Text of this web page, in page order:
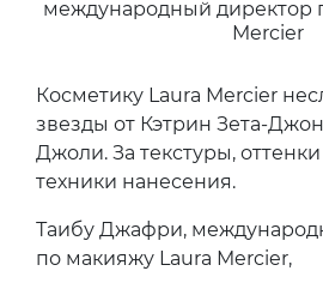
международный директор
Mercier
Косметику Laura Mercier
звезды от Кэтрин Зета-
Джоли. За текстуры,
техники нанесения.
Таибу Джафри,
по макияжу Laura Mercier,